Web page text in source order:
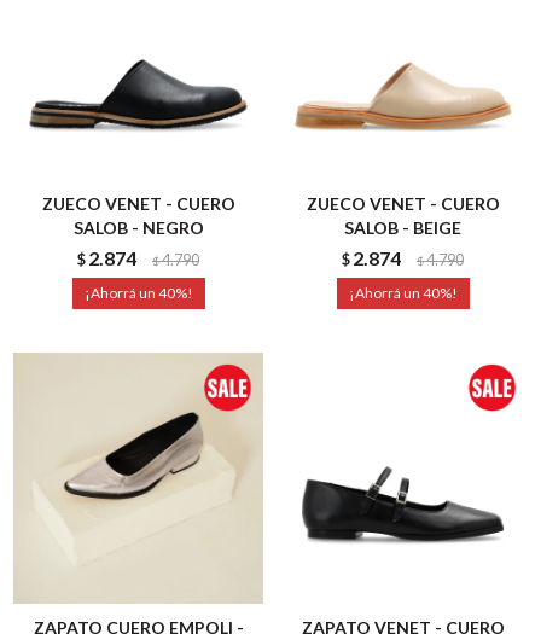
ZUECO VENET - CUERO
SALOB - NEGRO
$2.874 $4.790
40
ZUECO VENET - CUERO
SALOB - BEIGE
$2.874 $4.790
40
ZAPATO CUERO EMPOLI - ZAPATO VENET - CUERO